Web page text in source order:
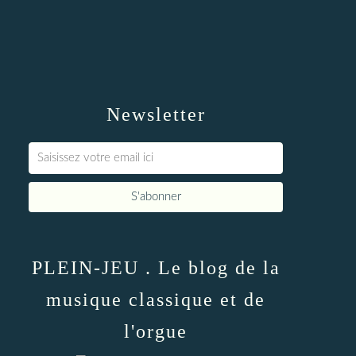
Newsletter
PLEIN-JEU . Le blog de la
musique classique et de
l'orgue